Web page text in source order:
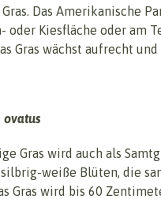
Das Amerikanische
oder Kiesfläche oder am
Gras wächst aufrecht
ovatus
Gras wird auch als
weiße Blüten, die
Gras wird bis 60